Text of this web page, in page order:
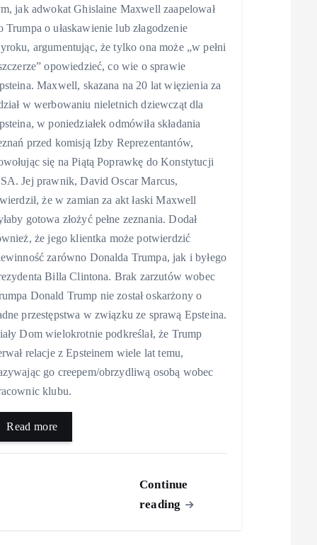
jak adwokat Ghislaine Maxwell zaapelował
Trumpa o ułaskawienie lub złagodzenie
argumentując, że tylko ona może „w pełni
opowiedzieć, co wie o sprawie
Maxwell, skazana na 20 lat więzienia za
w werbowaniu nieletnich dziewcząt dla
w poniedziałek odmówiła składania
przed komisją Izby Reprezentantów,
się na Piątą Poprawkę do Konstytucji
Jej prawnik, David Oscar Marcus,
że w zamian za akt łaski Maxwell
gotowa złożyć pełne zeznania. Dodał
że jego klientka może potwierdzić
zarówno Donalda Trumpa, jak i byłego
Billa Clintona. Brak zarzutów wobec
Donald Trump nie został oskarżony o
przestępstwa w związku ze sprawą Epsteina.
Dom wielokrotnie podkreślał, że Trump
relacje z Epsteinem wiele lat temu,
go creepem/obrzydliwą osobą wobec
klubu.
Read more
Continue
reading